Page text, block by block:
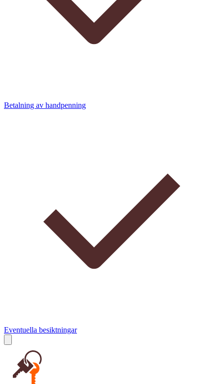
Betalning av handpenning
Eventuella besiktningar